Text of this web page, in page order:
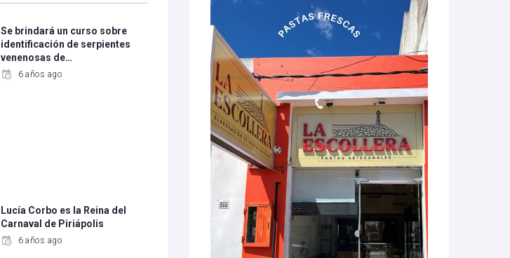
Se brindará un curso sobre
identificación de serpientes
venenosas de…
6 años ago
Lucía Corbo es la Reina del
Carnaval de Piriápolis
6 años ago